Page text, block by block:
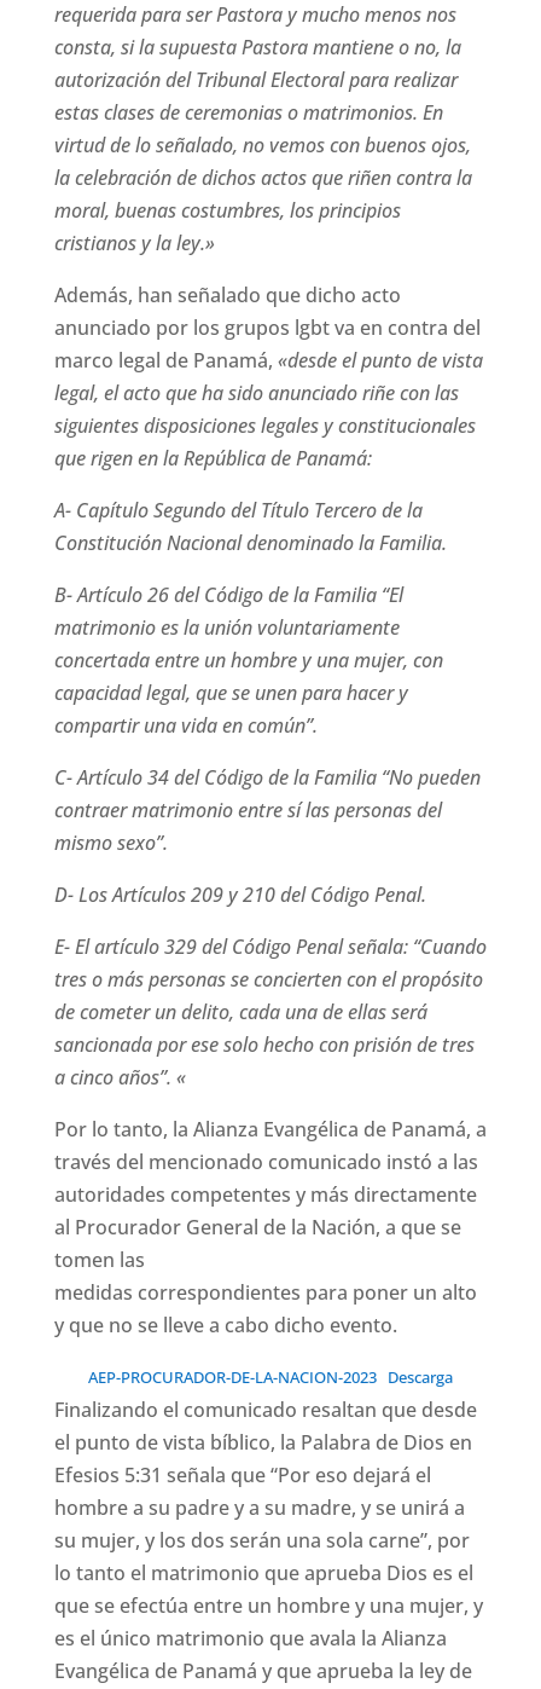
requerida para ser Pastora y mucho menos nos
consta, si la supuesta Pastora mantiene o no, la
autorización del Tribunal Electoral para realizar
estas clases de ceremonias o matrimonios. En
virtud de lo señalado, no vemos con buenos ojos,
la celebración de dichos actos que riñen contra la
moral, buenas costumbres, los principios
cristianos y la ley.»
Además, han señalado que dicho acto
anunciado por los grupos lgbt va en contra del
marco legal de Panamá, «desde el punto de vista
legal, el acto que ha sido anunciado riñe con las
siguientes disposiciones legales y constitucionales
que rigen en la República de Panamá:
A- Capítulo Segundo del Título Tercero de la
Constitución Nacional denominado la Familia.
B- Artículo 26 del Código de la Familia “El
matrimonio es la unión voluntariamente
concertada entre un hombre y una mujer, con
capacidad legal, que se unen para hacer y
compartir una vida en común”.
C- Artículo 34 del Código de la Familia “No pueden
contraer matrimonio entre sí las personas del
mismo sexo”.
D- Los Artículos 209 y 210 del Código Penal.
E- El artículo 329 del Código Penal señala: “Cuando
tres o más personas se concierten con el propósito
de cometer un delito, cada una de ellas será
sancionada por ese solo hecho con prisión de tres
a cinco años”. «
Por lo tanto, la Alianza Evangélica de Panamá, a
través del mencionado comunicado instó a las
autoridades competentes y más directamente
al Procurador General de la Nación, a que se
tomen las
medidas correspondientes para poner un alto
y que no se lleve a cabo dicho evento.
AEP-PROCURADOR-DE-LA-NACION-2023 Descarga
Finalizando el comunicado resaltan que desde
el punto de vista bíblico, la Palabra de Dios en
Efesios 5:31 señala que “Por eso dejará el
hombre a su padre y a su madre, y se unirá a
su mujer, y los dos serán una sola carne”, por
lo tanto el matrimonio que aprueba Dios es el
que se efectúa entre un hombre y una mujer, y
es el único matrimonio que avala la Alianza
Evangélica de Panamá y que aprueba la ley de